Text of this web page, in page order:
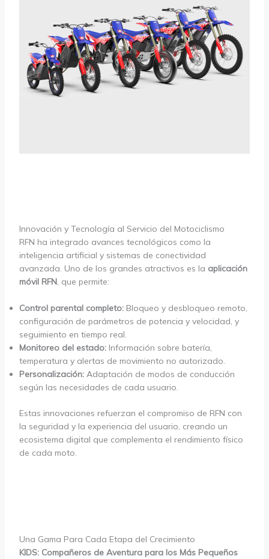
Innovación y Tecnología al Servicio del Motociclismo
RFN ha integrado avances tecnológicos como la
inteligencia artificial y sistemas de conectividad
avanzada. Uno de los grandes atractivos es la aplicación
móvil RFN, que permite:
Control parental completo:Bloqueo y desbloqueo remoto,
configuración de parámetros de potencia y velocidad, y
seguimiento en tiempo real.
Monitoreo del estado:Información sobre batería,
temperatura y alertas de movimiento no autorizado.
Personalización:Adaptación de modos de conducción
según las necesidades de cada usuario.
Estas innovaciones refuerzan el compromiso de RFN con
la seguridad y la experiencia del usuario, creando un
ecosistema digital que complementa el rendimiento físico
de cada moto.
Una Gama Para Cada Etapa del Crecimiento
KIDS: Compañeros de Aventura para los Más Pequeños